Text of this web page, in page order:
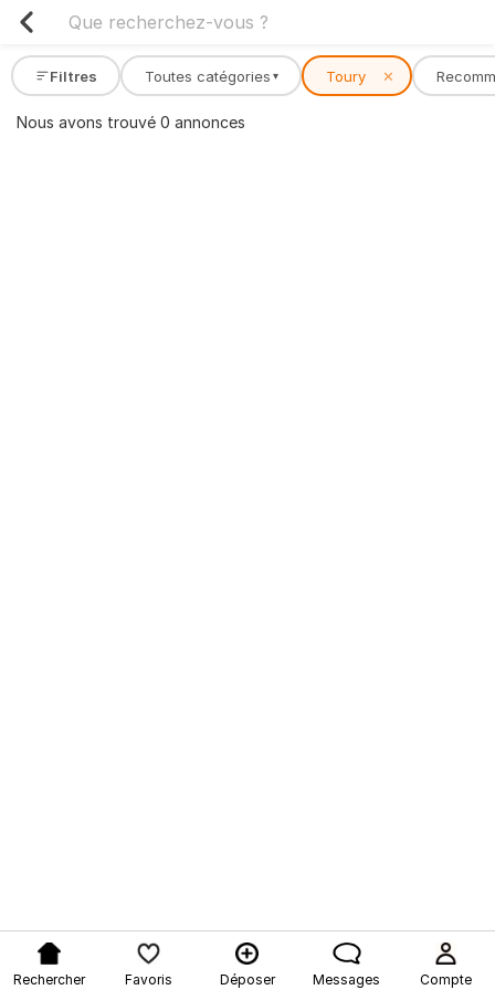
Filtres Toutes catégories ▾ Toury ✕
Nous avons trouvé 0 annonces
Rechercher Favoris Déposer Messages Compte